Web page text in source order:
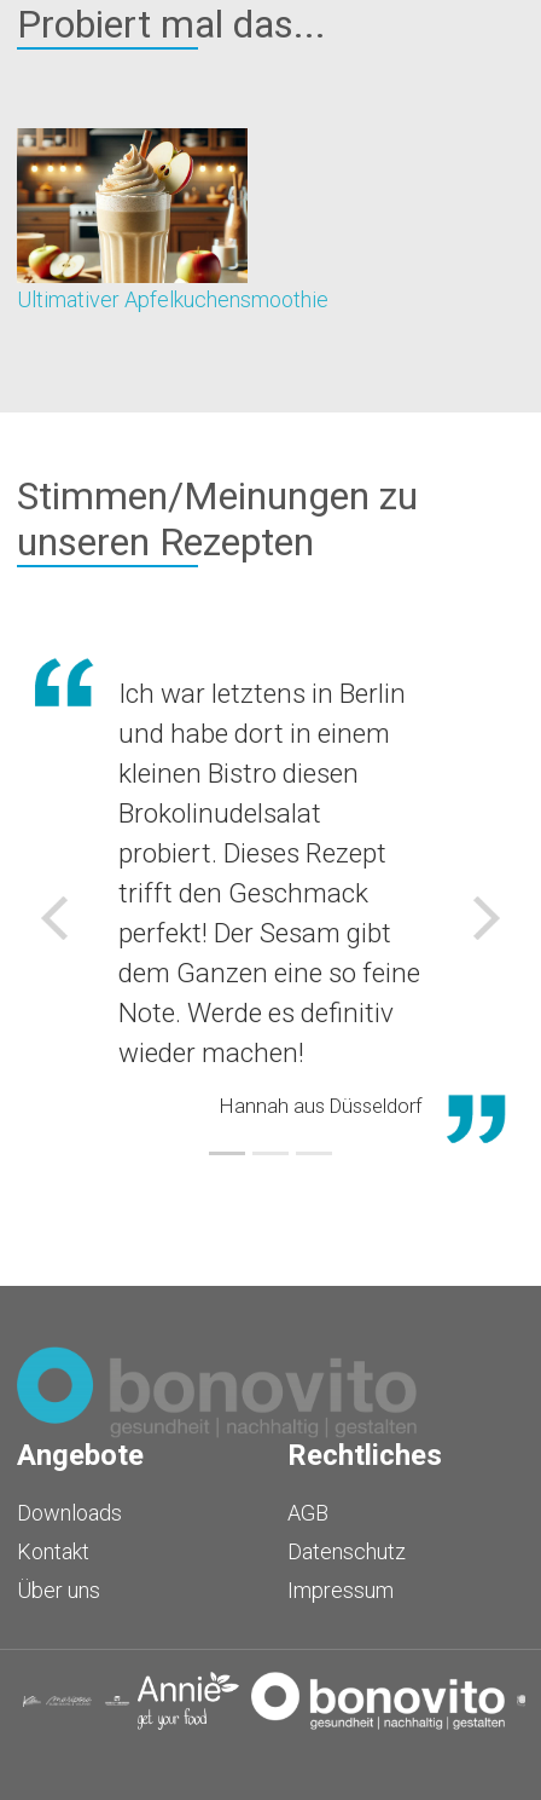
Probiert mal das...
Ultimativer Apfelkuchensmoothie
Stimmen/Meinungen zu
unseren Rezepten
Ich war letztens in Berlin
und habe dort in einem
kleinen Bistro diesen
Brokolinudelsalat
probiert. Dieses Rezept
trifft den Geschmack
perfekt! Der Sesam gibt
dem Ganzen eine so feine
Note. Werde es definitiv
wieder machen!
Hannah aus Düsseldorf
Voriges
Angebote
Downloads
Kontakt
Über uns
Rechtliches
AGB
Datenschutz
Impressum